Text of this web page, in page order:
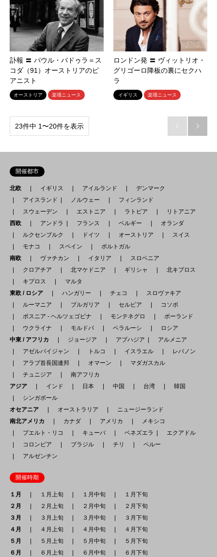
訃報 〓 パウル・バドゥラ＝ス
コダ（91）オーストリアのピ
アニスト
オーストリア 楽壇ニュース
ロンドン発 〓 ヴィットリオ・
グリゴーロ降板の裏にセクハ
ラ
イギリス 楽壇ニュース
23件中 1〜20件を表示  
開催都市
北欧 イギリス アイルランド
デンマーク
アイスランド
ノルウェー
フィンランド
スウェーデン
エストニア ラトビア
リトアニア
西欧
アンドラ フランス ベルギー
オランダ
ルクセンブルク
ドイツ オーストリア
スイス
モナコ
スペイン
ポルトガル
南欧
ヴァチカン イタリア
スロベニア
クロアチア
北マケドニア ギリシャ
北キプロス
キプロス
マルタ
東欧 / ロシア
ハンガリー チェコ
スロヴァキア
ルーマニア
ブルガリア セルビア
コソボ
ボスニア - ヘルツェゴビナ
モンテネグロ
ポーランド
ウクライナ
モルドバ ベラルーシ
ロシア
中東 / アフリカ
ジョージア アブハジア
アルメニア
アゼルバイジャン
トルコ イスラエル
レバノン
アラブ首長国連邦
オマーン
マダガスカル
チュニジア
南アフリカ
アジア
インド 日本 中国 台湾
韓国
シンガポール
オセアニア
オーストラリア
ニュージーランド
南北アメリカ
カナダ アメリカ
メキシコ
プエルト・リコ
キューバ ベネズエラ
エクアドル
コロンビア
ブラジル チリ
ペルー
アルゼンチン
開催時期
１月 １月上旬 １月中旬
１月下旬
２月
２月上旬 ２月中旬
２月下旬
３月
３月上旬 ３月中旬
３月下旬
４月
４月上旬 ４月中旬
４月下旬
５月
５月上旬 ５月中旬
５月下旬
６月
６月上旬 ６月中旬 ６月下旬